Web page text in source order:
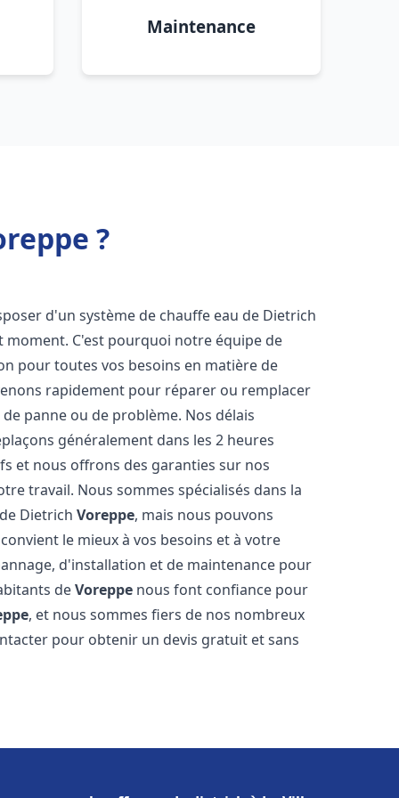
Maintenance
?
d'un système de chauffe eau de Dietrich
C'est pourquoi notre équipe de
pour toutes vos besoins en matière de
rapidement pour réparer ou remplacer
de panne ou de problème. Nos délais
généralement dans les 2 heures
et nous offrons des garanties sur nos
travail. Nous sommes spécialisés dans la
DietrichVoreppe, mais nous pouvons
le mieux à vos besoins et à votre
d'installation et de maintenance pour
deVoreppe nous font confiance pour
, et nous sommes fiers de nos nombreux
pour obtenir un devis gratuit et sans